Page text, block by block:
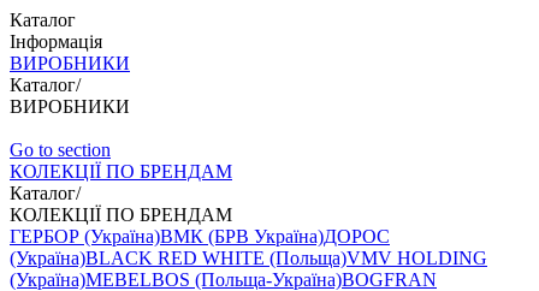
Каталог
Інформація
ВИРОБНИКИ
Каталог/
ВИРОБНИКИ
Go to section
КОЛЕКЦІЇ ПО БРЕНДАМ
Каталог/
КОЛЕКЦІЇ ПО БРЕНДАМ
ГЕРБОР (Україна)ВМК (БРВ Україна)ДОРОС
(Україна)BLACK RED WHITE (Польща)VMV HOLDING
(Україна)MEBELBOS (Польща-Україна)BOGFRAN